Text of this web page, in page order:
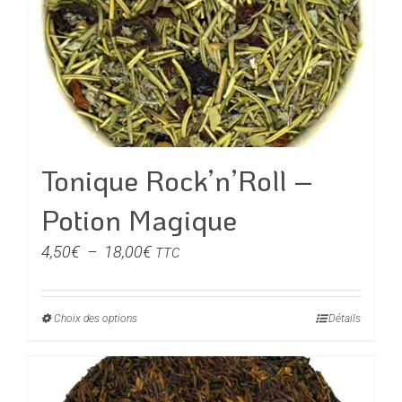
Tonique Rock’n’Roll –
Potion Magique
4,50€ – 18,00€Plage
prix :
18,00€
TTC
Choix des optionsCe
a
plusieurs
Détails